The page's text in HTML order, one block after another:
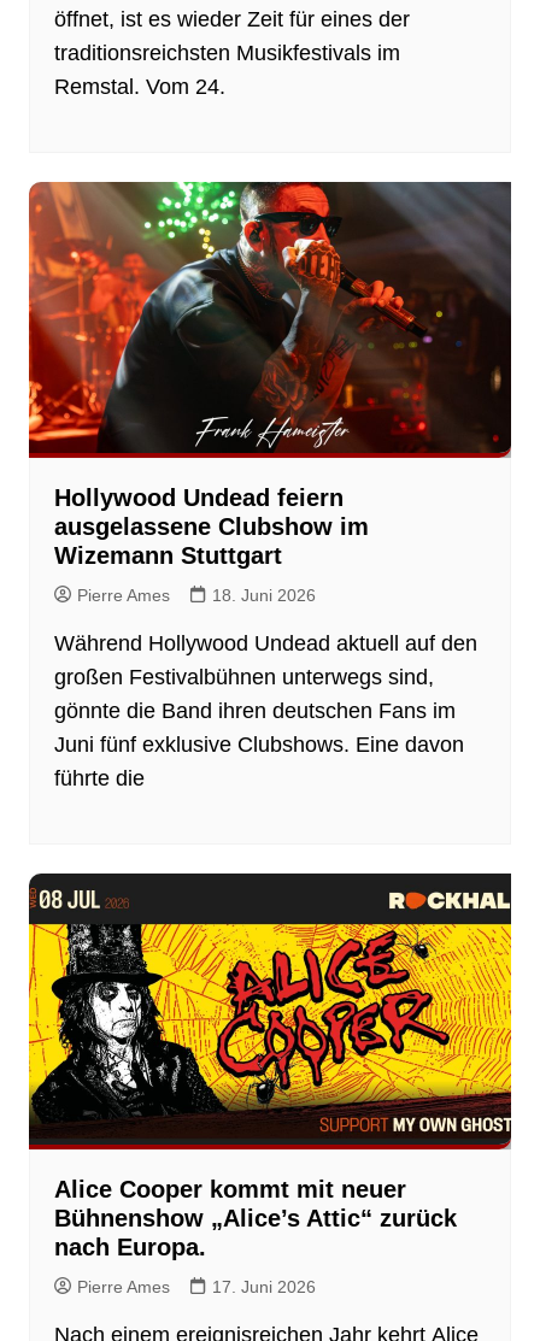
öffnet, ist es wieder Zeit für eines der
traditionsreichsten Musikfestivals im
Remstal. Vom 24.
Hollywood Undead feiern
ausgelassene Clubshow im
Wizemann Stuttgart
Pierre Ames 18. Juni 2026
Während Hollywood Undead aktuell auf den
großen Festivalbühnen unterwegs sind,
gönnte die Band ihren deutschen Fans im
Juni fünf exklusive Clubshows. Eine davon
führte die
Alice Cooper kommt mit neuer
Bühnenshow „Alice’s Attic“ zurück
nach Europa.
Pierre Ames 17. Juni 2026
Nach einem ereignisreichen Jahr kehrt Alice